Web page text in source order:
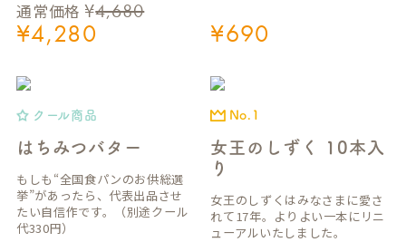
通常価格 ¥4,680
¥4,280 ¥690
はちみつバター
クール商品
もしも“全国食パンのお供総選
挙”があったら、代表出品させ
たい自信作です。（別途クール
代330円）
女王のしずく 10本入
り
No.1
女王のしずくはみなさまに愛さ
れて17年。よりよい一本にリニ
ューアルいたしました。